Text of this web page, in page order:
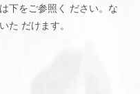
下をご参照く ださい。な
た だけます。